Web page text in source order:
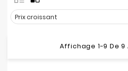
Impression
Prix croissant
Affichage 1-9 De